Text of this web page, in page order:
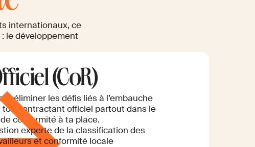
internationaux, ce
le développement
(CoR)
éliminer les défis liés à l’embauche
contractant officiel partout dans le
conformité à ta place.
experte de la classification des
et conformité locale